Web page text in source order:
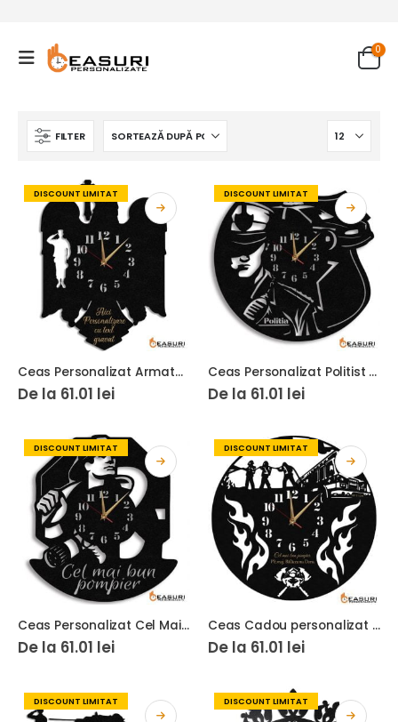
0
FILTER
DISCOUNT LIMITAT
Ceas Personalizat Armata Militar Stema Vultur
De la 61.01 lei
DISCOUNT LIMITAT
Ceas Personalizat Politist 01
De la 61.01 lei
DISCOUNT LIMITAT
Ceas Personalizat Cel Mai Bun Pompier
De la 61.01 lei
DISCOUNT LIMITAT
Ceas Cadou personalizat pentru pompier 02
De la 61.01 lei
DISCOUNT LIMITAT DISCOUNT LIMITAT